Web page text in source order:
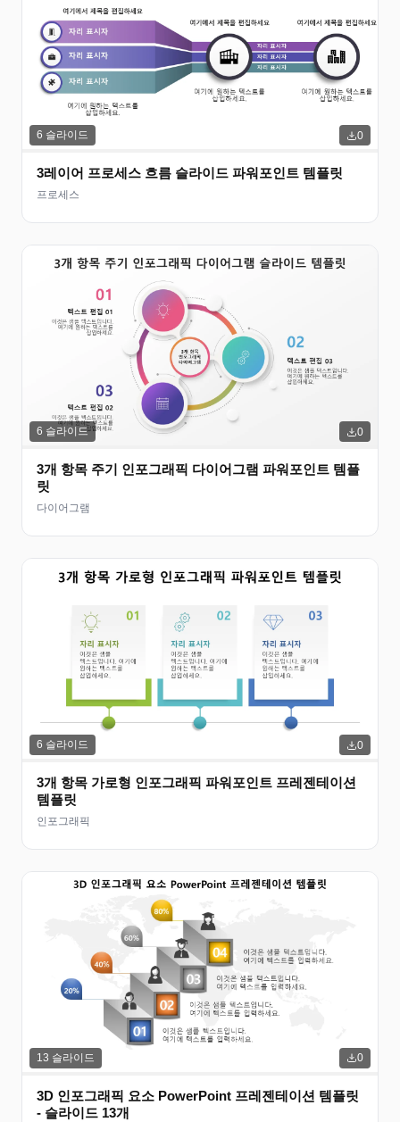
6 슬라이드 0
3레이어 프로세스 흐름 슬라이드 파워포인트 템플릿
프로세스
6 슬라이드 0
3개 항목 주기 인포그래픽 다이어그램 파워포인트 템플
릿
다이어그램
6 슬라이드 0
3개 항목 가로형 인포그래픽 파워포인트 프레젠테이션
템플릿
인포그래픽
13 슬라이드 0
3D 인포그래픽 요소 PowerPoint 프레젠테이션 템플릿
- 슬라이드 13개